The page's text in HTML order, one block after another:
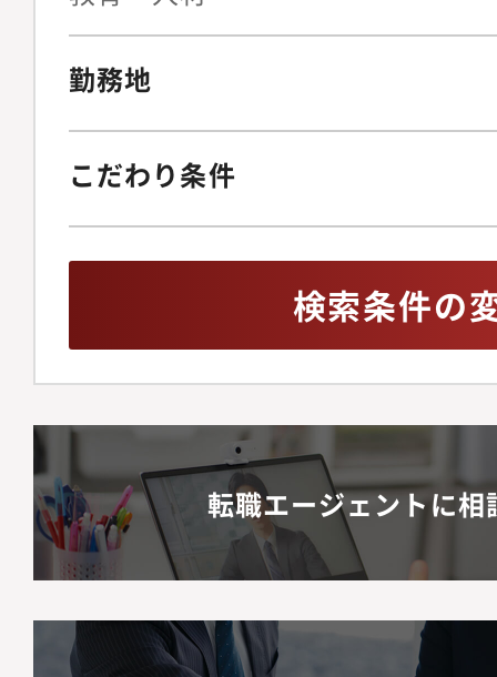
ざまな事業フェーズ
境で、知財活動を行
週に3回の出社、2回
が、午後出社や、夕
可能・全社平均残業
ク・ライフ・バラン
持って、知財組織づ
らのご応募を心から
勤務地
こだわり条件
検索条件の
転職エージェントに相